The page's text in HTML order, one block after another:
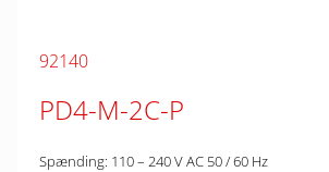
92140
PD4-M-2C-P
Spænding: 110 – 240 V AC 50 / 60 Hz